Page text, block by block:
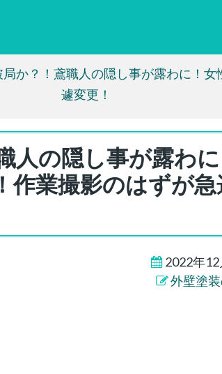
か？！鳶職人の隠し事が露わに！
遽変更！
人の隠し事が露わに
作業撮影のはずが急
2022年12
外壁塗